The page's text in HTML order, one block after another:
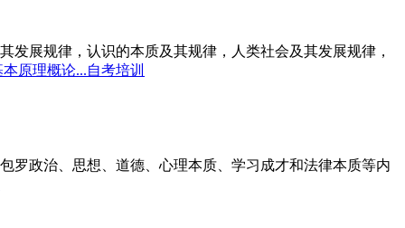
展规律，认识的本质及其规律，人类社会及其发展规律，
原理概论...自考培训
罗政治、思想、道德、心理本质、学习成才和法律本质等内